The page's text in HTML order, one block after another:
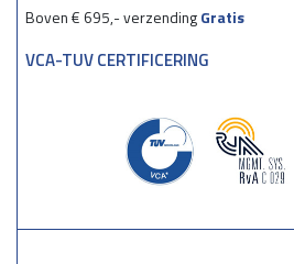
Boven € 695,- verzendingGratis
VCA-TUV CERTIFICERING